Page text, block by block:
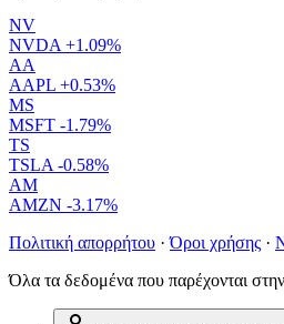
NV
NVDA +1.09%
AA
AAPL +0.53%
MS
MSFT -1.79%
TS
TSLA -0.58%
AM
AMZN -3.17%
Πολιτική απορρήτου · Όροι χρήσης ·
Όλα τα δεδομένα που παρέχονται